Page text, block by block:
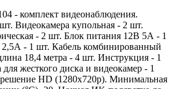
- комплект видеонаблюдения.
Видеокамера купольная - 2 шт.
- 2 шт. Блок питания 12В 5А - 1
- 1 шт. Кабель комбинированный
18,4 метра - 4 шт. Инструкция - 1
жесткого диска и видеокамер - 1
HD (1280x720p). Минимальная